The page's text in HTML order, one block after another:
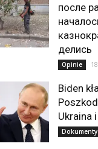
после
делись
Opinie
Biden
Ukraina
Dokumenty